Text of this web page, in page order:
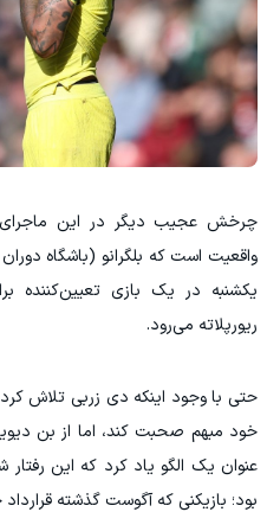
چرخش عجیب دیگر در این ماجرای
یکشنبه در یک بازی تعیین‌کننده
ریورپلاته می‌رود.
حتی با وجود اینکه دی زربی تلاش
خود مبهم صحبت کند، اما از بن
عنوان یک الگو یاد کرد که این رفتار
بود؛ بازیکنی که آگوست گذشته